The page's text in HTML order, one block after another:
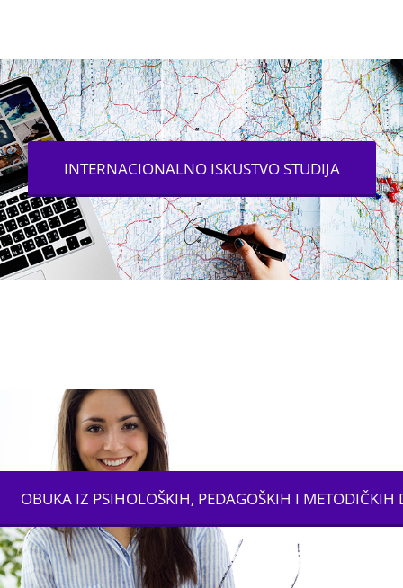
INTERNACIONALNO ISKUSTVO STUDIJA
OBUKA IZ PSIHOLOŠKIH, PEDAGOŠKIH I METODIČKIH